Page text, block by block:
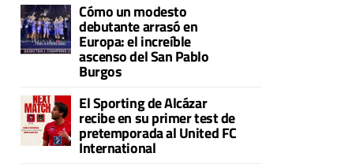
Cómo un modesto
debutante arrasó en
Europa: el increíble
ascenso del San Pablo
Burgos
El Sporting de Alcázar
recibe en su primer test de
pretemporada al United FC
International